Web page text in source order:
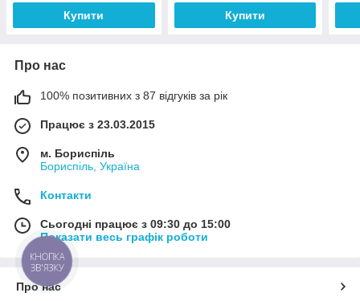
Купити Купити
Про нас
100% позитивних з 87 відгуків за рік
Працює з 23.03.2015
м. Бориспіль
Бориспіль, Україна
Контакти
Сьогодні працює з 09:30 до 15:00
Показати весь графік роботи
Про нас
КНОПКА
ЗВ'ЯЗКУ